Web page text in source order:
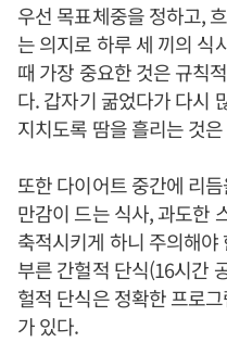
우선 목표체중을 정하고,
는 의지로 하루 세 끼의 식
때 가장 중요한 것은 규칙
다. 갑자기 굶었다가 다시
지치도록 땀을 흘리는 것
또한 다이어트 중간에 리
만감이 드는 식사, 과도한
축적시키게 하니 주의해
부른 간헐적 단식(16시간
헐적 단식은 정확한 프로
가 있다.